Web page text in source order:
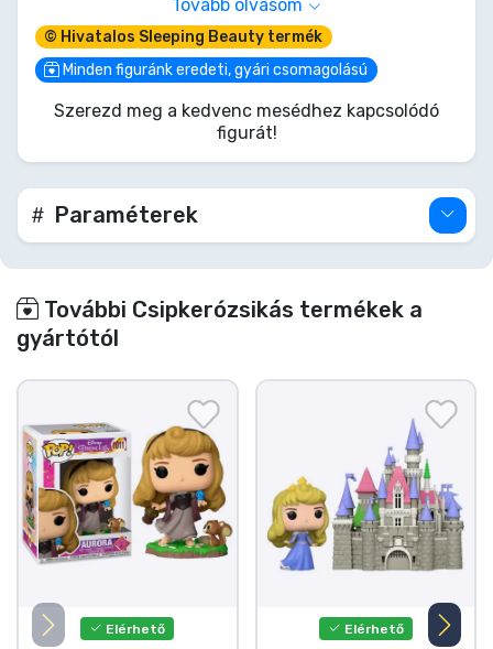
hűsége megvédje gyűjteményedet a nem kívánt
bűbájoktól. Egy pálcaintéssel – és határozott
véleménnyel a színekről – biztosítja, hogy
polcaidat ne érje sötét átok. Ez a Funko POP!
tökéletesen megragadja eltökélt szellemét. Ne
hagyd, hogy Demóna minden mókát elvigyen;
Tovább olvasom
© Hivatalos Sleeping Beauty termék
Minden figuránk eredeti, gyári csomagolású
Szerezd meg a kedvenc mesédhez kapcsolódó
figurát!
Paraméterek
További Csipkerózsikás termékek a
gyártótól
Elérhető Elérhető